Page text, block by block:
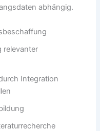
abhängig.
relevanter
Integration